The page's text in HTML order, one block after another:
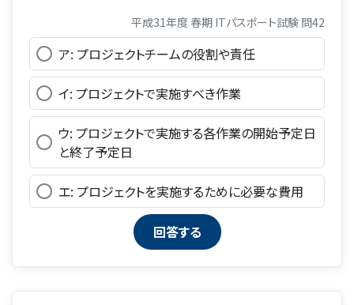
平成31年度 春期 ITパスポート試験 問42
ア: プロジェクトチームの役割や責任
イ: プロジェクトで実施すべき作業
ウ: プロジェクトで実施する各作業の開始予定日
と終了予定日
エ: プロジェクトを実施するために必要な費用